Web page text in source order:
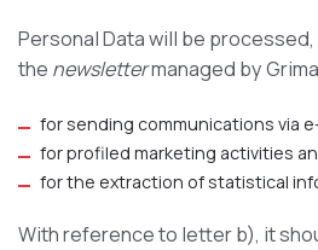
Personal Data will be
the newslettermanaged by
for sending communications via
for profiled marketing activities
for the extraction of statistical
With reference to letter b), it